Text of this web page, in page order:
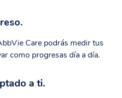
Care podrás medir tus
como progresas día a día.
a ti.